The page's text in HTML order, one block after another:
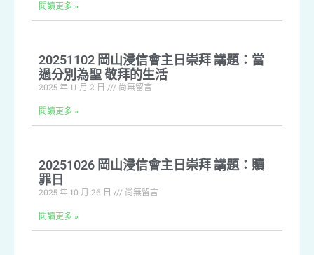
閱讀更多 »
20251102 岡山浸信會主日崇拜 講題：當
過分別為聖 敬拜的生活
2025 年 11 月 2 日 尚無留言
閱讀更多 »
20251026 岡山浸信會主日崇拜 講題：贖
罪日
2025 年 10 月 26 日 尚無留言
閱讀更多 »